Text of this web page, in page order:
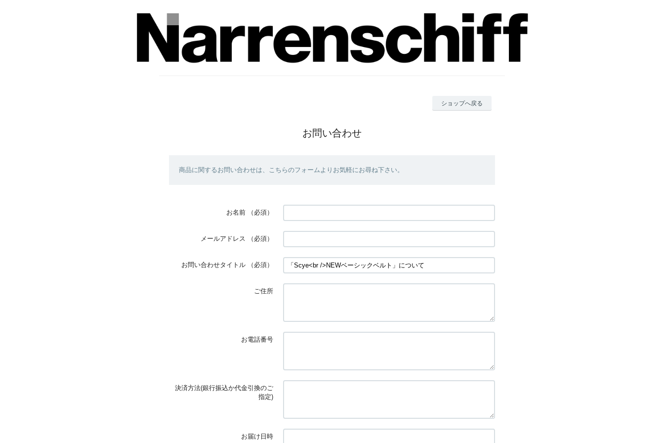
ショップへ戻る
お問い合わせ
商品に関するお問い合わせは、こちらのフォームよりお気軽にお尋ね下さい。
お名前 （必須）
メールアドレス （必須）
お問い合わせタイトル （必須）
ご住所
お電話番号
決済方法(銀行振込か代金引換のご
指定)
お届け日時